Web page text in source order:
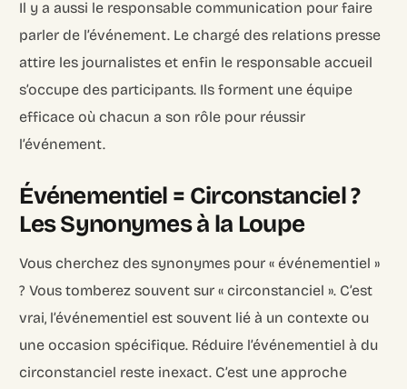
Il y a aussi le responsable communication pour faire
parler de l’événement. Le chargé des relations presse
attire les journalistes et enfin le responsable accueil
s’occupe des participants. Ils forment une équipe
efficace où chacun a son rôle pour réussir
l’événement.
Événementiel = Circonstanciel ?
Les Synonymes à la Loupe
Vous cherchez des synonymes pour « événementiel »
? Vous tomberez souvent sur « circonstanciel ». C’est
vrai, l’événementiel est souvent lié à un contexte ou
une occasion spécifique. Réduire l’événementiel à du
circonstanciel reste inexact. C’est une approche